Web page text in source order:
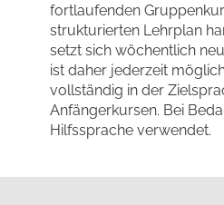
fortlaufenden
strukturierten Lehrplan
setzt sich wöchentlich
ist daher jederzeit
vollständig in der
Anfängerkursen. Bei
Hilfssprache verwendet.